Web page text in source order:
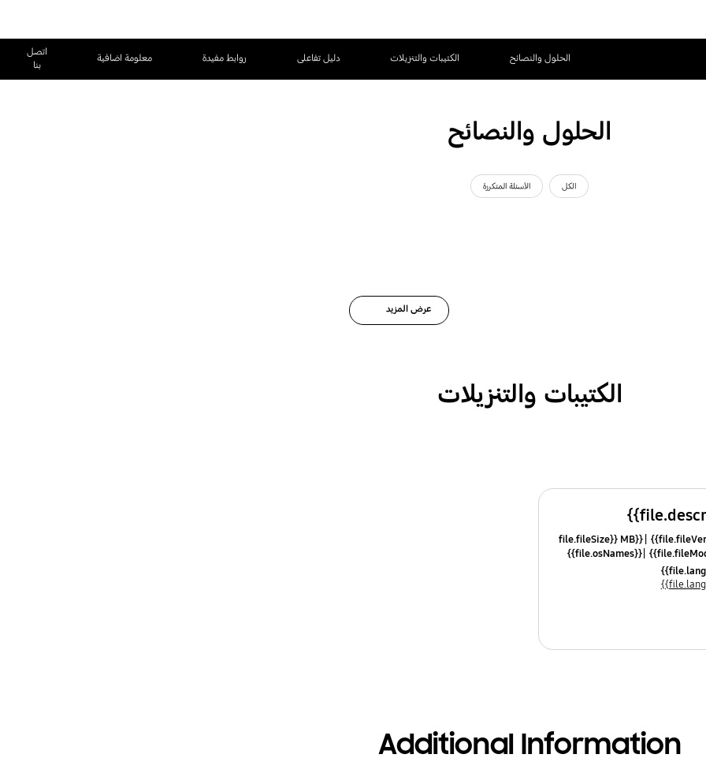
الحلول والنصائح الكتيبات والتنزيلات دليل تفاعلى روابط مفيدة معلومة اضافية
اتصل
بنا
الحلول والنصائح
الكل الأسئلة المتكررة
عرض المزيد
الكتيبات والتنزيلات
{{file.fileSize}} MB
{{file.osNames}}
Additional Information